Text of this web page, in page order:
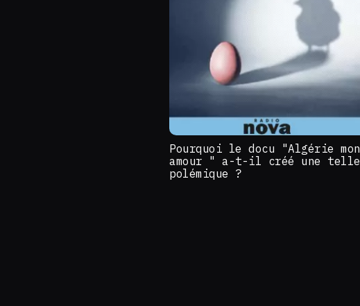
Pourquoi le docu "Algérie mon
amour " a-t-il créé une telle
polémique ?